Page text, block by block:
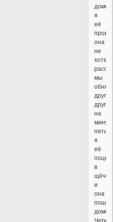
домой,
я
её
она
не
мы
друг
друга
на
минут
пять,
я
её
в
щёчку
и
она
пошла
домой.
Через